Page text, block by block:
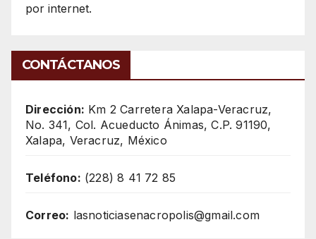
por internet.
CONTÁCTANOS
Dirección: Km 2 Carretera Xalapa-Veracruz,
No. 341, Col. Acueducto Ánimas, C.P. 91190,
Xalapa, Veracruz, México
Teléfono: (228) 8 41 72 85
Correo: lasnoticiasenacropolis@gmail.com